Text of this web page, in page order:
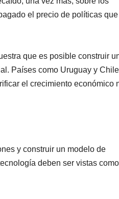
el precio de políticas que
que es posible construir
Países como Uruguay y
el crecimiento económico
y construir un modelo de
deben ser vistas como